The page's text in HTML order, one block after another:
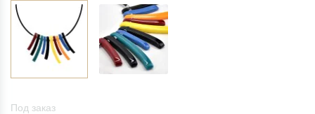
Под заказ